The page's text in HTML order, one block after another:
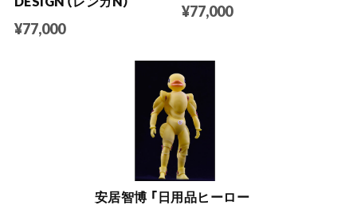
¥77,000
¥77,000
安居智博 「日用品ヒーロー